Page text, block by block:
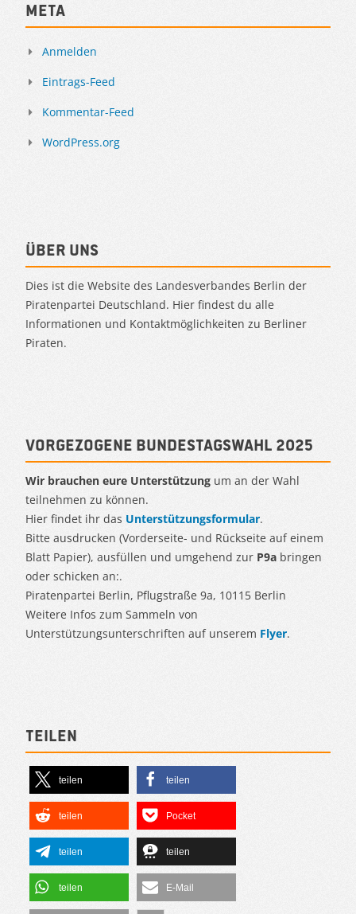
Meta
Anmelden
Eintrags-Feed
Kommentar-Feed
WordPress.org
Über uns
Dies ist die Website des Landesverbandes Berlin der
Piratenpartei Deutschland. Hier findest du alle
Informationen und Kontaktmöglichkeiten zu Berliner
Piraten.
Vorgezogene Bundestagswahl 2025
Wir brauchen eure Unterstützung um an der Wahl
teilnehmen zu können.
Hier findet ihr das Unterstützungsformular.
Bitte ausdrucken (Vorderseite- und Rückseite auf einem
Blatt Papier), ausfüllen und umgehend zur P9a bringen
oder schicken an:.
Piratenpartei Berlin, Pflugstraße 9a, 10115 Berlin
Weitere Infos zum Sammeln von
Unterstützungsunterschriften auf unserem Flyer.
Teilen
teilen teilen
teilen Pocket
teilen teilen
teilen E-Mail